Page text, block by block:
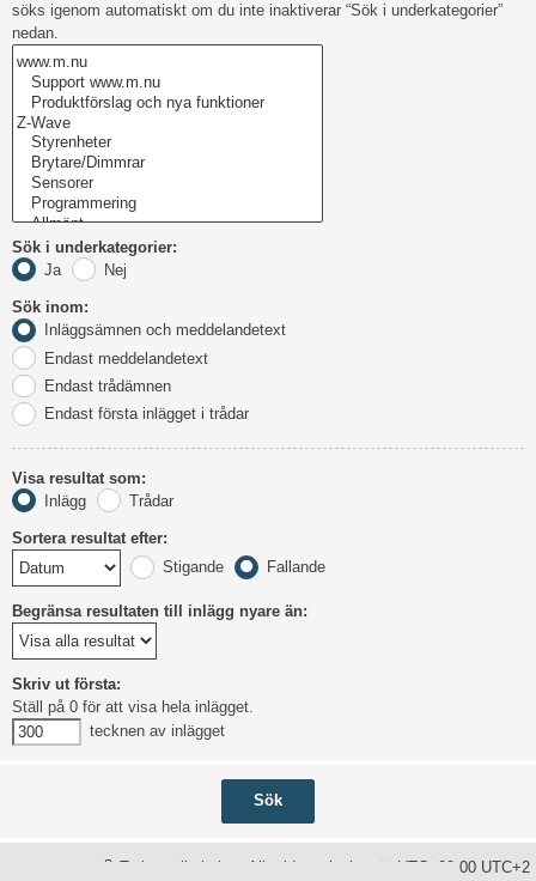
söks igenom automatiskt om du inte inaktiverar “Sök i underkategorier”
nedan.
Sök i underkategorier:
Ja
Nej
Sök inom:
Inläggsämnen och meddelandetext
Endast meddelandetext
Endast trådämnen
Endast första inlägget i trådar
Visa resultat som:
Inlägg
Trådar
Sortera resultat efter:
Stigande
Fallande
Begränsa resultaten till inlägg nyare än:
Skriv ut första:
Ställ på 0 för att visa hela inlägget.
tecknen av inlägget
Alla tidsangivelser är UTC+02:00 UTC+2
Ta bort alla kakor